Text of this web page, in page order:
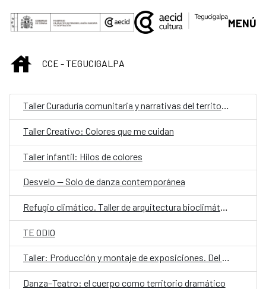
Saltar al contenido principal
MENÚ
INICIOCCE - TEGUCIGALPA
Taller Curaduría comunitaria y narrativas del territorio
Taller Creativo: Colores que me cuidan
Taller infantil: Hilos de colores
Desvelo — Solo de danza contemporánea
Refugio climático. Taller de arquitectura bioclimática y proyecto aplicado
TE ODIO
Taller: Producción y montaje de exposiciones. Del concepto a la realidad
Danza–Teatro: el cuerpo como territorio dramático